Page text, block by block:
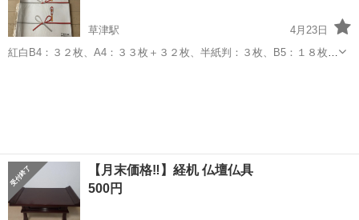
草津駅
4月23日
紅白B4：３２枚、A4：３３枚＋３２枚、半紙判：３枚、B5：１８枚、
【月末価格‼️】経机 仏壇仏具
500円